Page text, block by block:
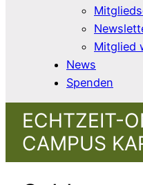
Mitglied
News
Spenden
ECHTZEIT-
CAMPUS